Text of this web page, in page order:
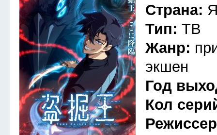
Страна:
Тип: ТВ
Жанр:
экшен
Год
Кол